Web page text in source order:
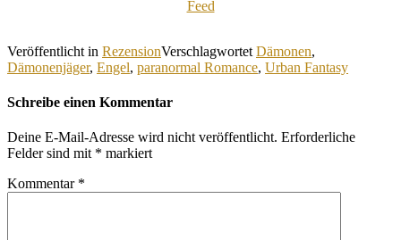
Veröffentlicht in RezensionVerschlagwortet Dämonen,
Dämonenjäger, Engel, paranormal Romance, Urban Fantasy
Schreibe einen Kommentar
Deine E-Mail-Adresse wird nicht veröffentlicht. Erforderliche
Felder sind mit * markiert
Kommentar *